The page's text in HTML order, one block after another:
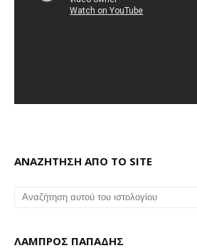
ΑΝΑΖΗΤΗΣΗ ΑΠΟ ΤΟ SITE
ΛΑΜΠΡΟΣ ΠΑΠΑΔΗΣ